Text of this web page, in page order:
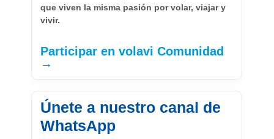
que viven la misma pasión por volar, viajar y
vivir.
Participar en volavi Comunidad
→
Únete a nuestro canal de
WhatsApp